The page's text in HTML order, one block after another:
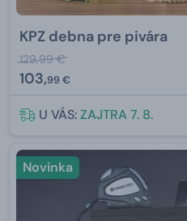
KPZ debna pre pivára
129,99 €
103,99 €
U VÁS:ZAJTRA 7. 8.
Novinka